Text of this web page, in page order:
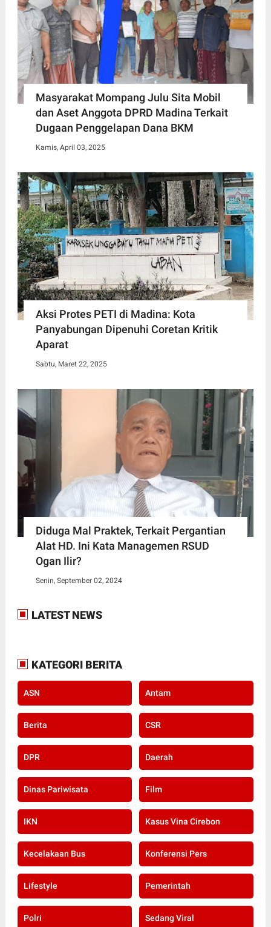
Masyarakat Mompang Julu Sita Mobil
dan Aset Anggota DPRD Madina Terkait
Dugaan Penggelapan Dana BKM
Kamis, April 03, 2025
Aksi Protes PETI di Madina: Kota
Panyabungan Dipenuhi Coretan Kritik
Aparat
Sabtu, Maret 22, 2025
Diduga Mal Praktek, Terkait Pergantian
Alat HD. Ini Kata Managemen RSUD
Ogan Ilir?
Senin, September 02, 2024
LATEST NEWS
KATEGORI BERITA
ASN Antam
Berita CSR
DPR Daerah
Dinas Pariwisata Film
IKN Kasus Vina Cirebon
Kecelakaan Bus Konferensi Pers
Lifestyle Pemerintah
Polri Sedang Viral